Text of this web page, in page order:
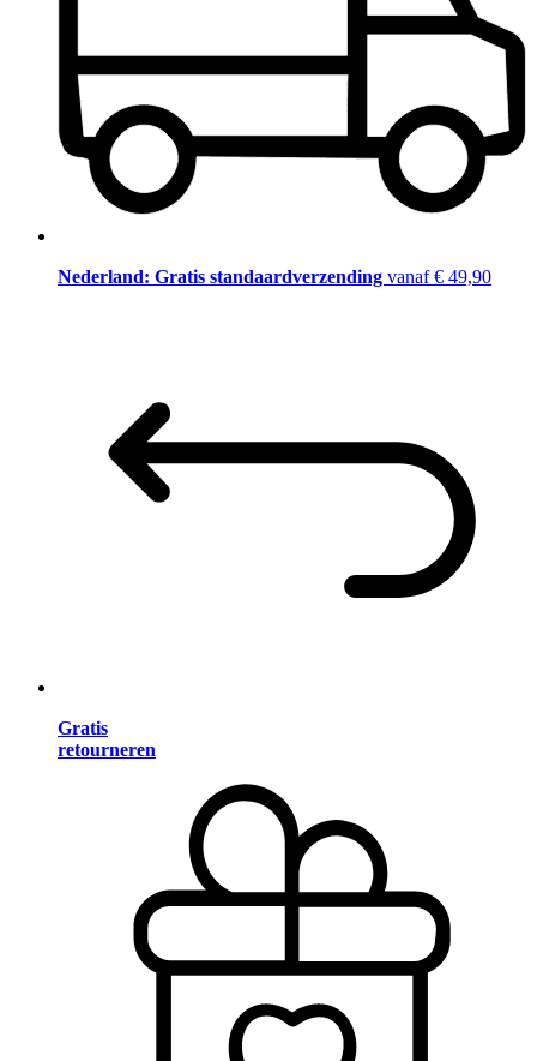
Nederland: Gratis standaardverzending vanaf € 49,90
Gratis
retourneren